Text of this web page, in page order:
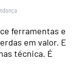
ferramentas e
em valor. E
técnica. É